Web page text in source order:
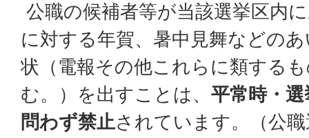
公職の候補者等が当該選挙区内
に対する年賀、暑中見舞などの
状（電報その他これらに類する
む。）を出すことは、 平常時・
問わず禁止されています。（公